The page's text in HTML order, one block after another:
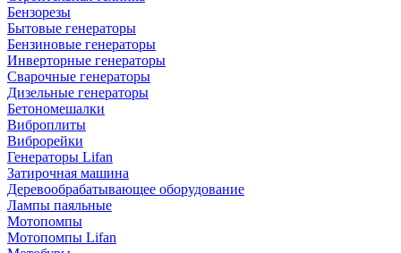
Бензорезы
Бытовые генераторы
Бензиновые генераторы
Инверторные генераторы
Сварочные генераторы
Дизельные генераторы
Бетономешалки
Виброплиты
Виброрейки
Генераторы Lifan
Затирочная машина
Деревообрабатывающее оборудование
Лампы паяльные
Мотопомпы
Мотопомпы Lifan